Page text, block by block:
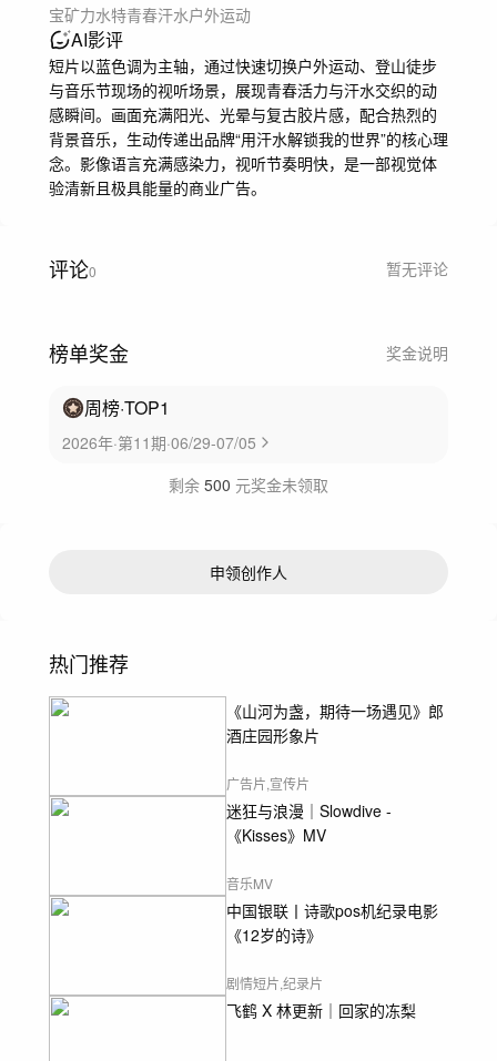
宝矿力水特青春汗水户外运动
AI影评
短片以蓝色调为主轴，通过快速切换户外运动、登山徒步
与音乐节现场的视听场景，展现青春活力与汗水交织的动
感瞬间。画面充满阳光、光晕与复古胶片感，配合热烈的
背景音乐，生动传递出品牌“用汗水解锁我的世界”的核心理
念。影像语言充满感染力，视听节奏明快，是一部视觉体
验清新且极具能量的商业广告。
评论0 暂无评论
榜单奖金 奖金说明
周榜·TOP1
2026年·第11期·06/29-07/05
剩余 500 元奖金未领取
申领创作人
热门推荐
《山河为盏，期待一场遇见》郎
酒庄园形象片
广告片,宣传片
迷狂与浪漫｜Slowdive -
《Kisses》MV
音乐MV
中国银联丨诗歌pos机纪录电影
《12岁的诗》
剧情短片,纪录片
飞鹤 X 林更新｜回家的冻梨